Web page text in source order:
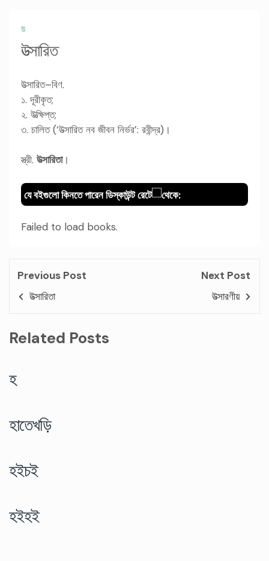
উ
উত্সারিত
উত্সারিত–বিণ.
১. দূরীকৃত;
২. উত্ক্ষিপ্ত;
৩. চালিত (‘উত্সারিত নব জীবন নির্ভর’: রবীন্দ্র)।
স্ত্রী. উত্সারিতা।
যে বইগুলো কিনতে পারেন ডিস্কাউন্ট রেটে থেকে:
Failed to load books.
Previous Post
উত্সারিতা
Next Post
উত্সারণীয়
Related Posts
হ
হাতেখড়ি
হইচই
হইহই